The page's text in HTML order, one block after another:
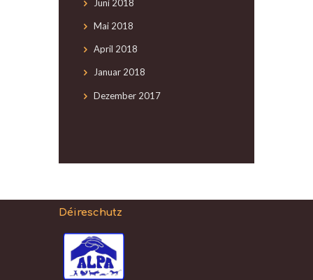
Juni 2018
Mai 2018
April 2018
Januar 2018
Dezember 2017
Déireschutz